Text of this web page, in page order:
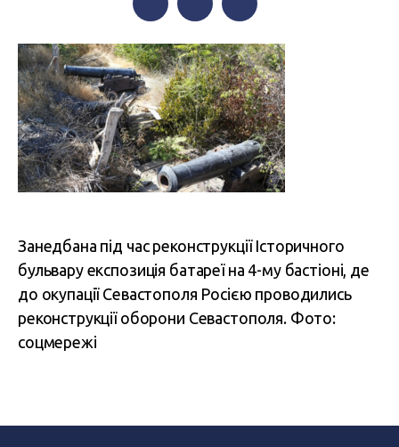
Занедбана під час реконструкції Історичного
бульвару експозиція батареї на 4-му бастіоні, де
до окупації Севастополя Росією проводились
реконструкції оборони Севастополя. Фото:
соцмережі